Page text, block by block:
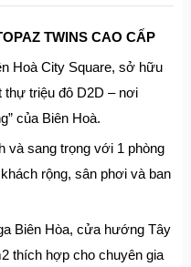
TWINS CAO CẤP
Hoà City Square, sở hữu
thự triệu đô D2D – nơi
của Biên Hoà.
và sang trọng với 1 phòng
rộng, sân phơi và ban
Biên Hòa, cửa hướng Tây
thích hợp cho chuyên gia